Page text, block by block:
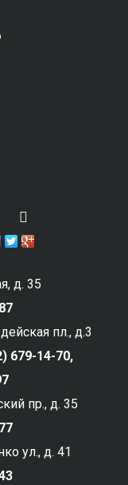
д. 35
пл., д.3
679-14-70,
пр., д. 35
ул., д. 41